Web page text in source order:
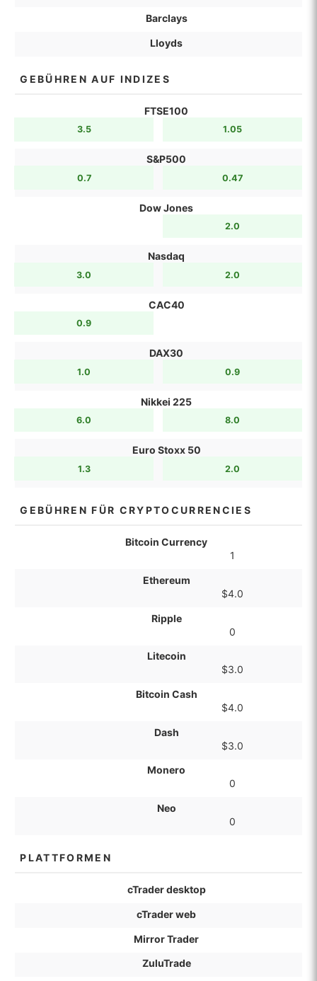
Barclays
Lloyds
GEBÜHREN AUF INDIZES
FTSE100
3.5 1.05
S&P500
0.7 0.47
Dow Jones
2.0
Nasdaq
3.0 2.0
CAC40
0.9
DAX30
1.0 0.9
Nikkei 225
6.0 8.0
Euro Stoxx 50
1.3 2.0
GEBÜHREN FÜR CRYPTOCURRENCIES
Bitcoin Currency
1
Ethereum
$4.0
Ripple
0
Litecoin
$3.0
Bitcoin Cash
$4.0
Dash
$3.0
Monero
0
Neo
0
PLATTFORMEN
cTrader desktop
cTrader web
Mirror Trader
ZuluTrade